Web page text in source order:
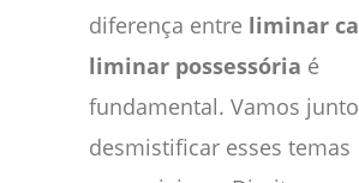
diferença entre liminar
liminar possessória é
fundamental. Vamos
desmistificar esses temas